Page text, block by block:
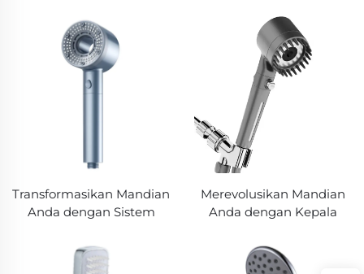
Tahan Karat, Mandian
Tangan Tekanan Tinggi
Meningkat
Penapis Mandi Vitamin C
dan Penapis Mandi
Vitamin Menyediakan Air
Mandi Bersih dan Kaya
Nutrien
Transformasikan Mandian
Anda dengan Sistem
Berkemampuan Tinggi
Kami Penapis Mandi
Merevolusikan Mandian
Anda dengan Kepala
Tinggi dengan Penapis
Nikmati Air Bersih dan